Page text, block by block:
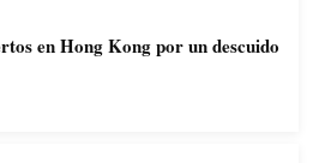
en Hong Kong por un descuido